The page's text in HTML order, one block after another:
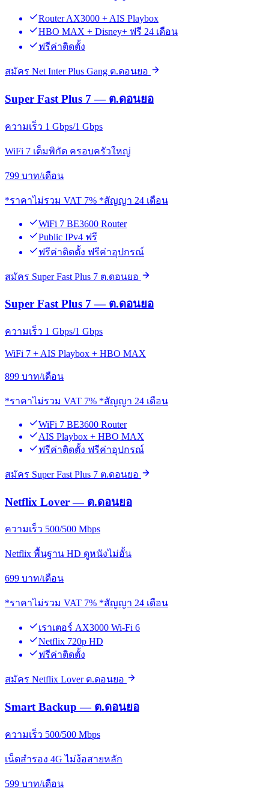
Router AX3000 + AIS Playbox
HBO MAX + Disney+ ฟรี 24 เดือน
ฟรีค่าติดตั้ง
สมัคร Net Inter Plus Gang ต.ดอนยอ
Super Fast Plus 7 — ต.ดอนยอ
ความเร็ว 1 Gbps/1 Gbps
WiFi 7 เต็มพิกัด ครอบครัวใหญ่
799 บาท/เดือน
*ราคาไม่รวม VAT 7% *สัญญา 24 เดือน
WiFi 7 BE3600 Router
Public IPv4 ฟรี
ฟรีค่าติดตั้ง ฟรีค่าอุปกรณ์
สมัคร Super Fast Plus 7 ต.ดอนยอ
Super Fast Plus 7 — ต.ดอนยอ
ความเร็ว 1 Gbps/1 Gbps
WiFi 7 + AIS Playbox + HBO MAX
899 บาท/เดือน
*ราคาไม่รวม VAT 7% *สัญญา 24 เดือน
WiFi 7 BE3600 Router
AIS Playbox + HBO MAX
ฟรีค่าติดตั้ง ฟรีค่าอุปกรณ์
สมัคร Super Fast Plus 7 ต.ดอนยอ
Netflix Lover — ต.ดอนยอ
ความเร็ว 500/500 Mbps
Netflix พื้นฐาน HD ดูหนังไม่อั้น
699 บาท/เดือน
*ราคาไม่รวม VAT 7% *สัญญา 24 เดือน
เราเตอร์ AX3000 Wi-Fi 6
Netflix 720p HD
ฟรีค่าติดตั้ง
สมัคร Netflix Lover ต.ดอนยอ
Smart Backup — ต.ดอนยอ
ความเร็ว 500/500 Mbps
เน็ตสำรอง 4G ไม่ง้อสายหลัก
599 บาท/เดือน